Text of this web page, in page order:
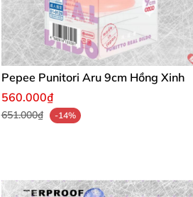
Pepee Punitori Aru 9cm Hồng Xinh
560.000₫
651.000₫ -14%